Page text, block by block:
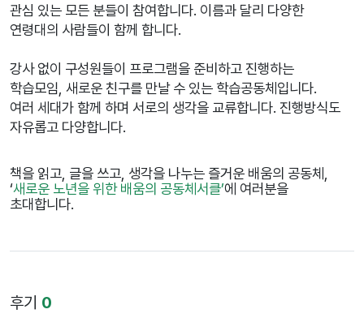
관심 있는 모든 분들이 참여합니다. 이름과 달리 다양한
연령대의 사람들이 함께 합니다.
강사 없이 구성원들이 프로그램을 준비하고 진행하는
학습모임 새로운 친구를 만날 수 있는 학습공동체입니다.
여러 세대가 함께 하며 서로의 생각을 교류합니다. 진행방식도
자유롭고 다양합니다.
책을 읽고 글을 쓰고 생각을 나누는 즐거운 배움의 공동체
‘새로운 노년을 위한 배움의 공동체서클’에 여러분을
초대합니다.
후기 0